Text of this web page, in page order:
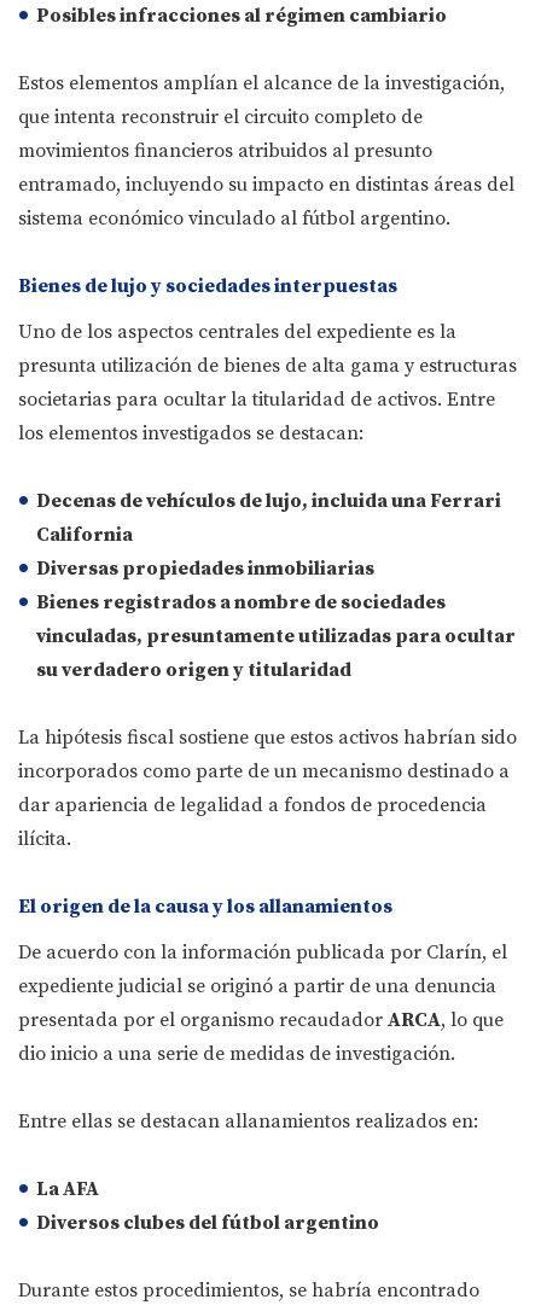
Posibles infracciones al régimen cambiario
Estos elementos amplían el alcance de la investigación,
que intenta reconstruir el circuito completo de
movimientos financieros atribuidos al presunto
entramado, incluyendo su impacto en distintas áreas del
sistema económico vinculado al fútbol argentino.
Bienes de lujo y sociedades interpuestas
Uno de los aspectos centrales del expediente es la
presunta utilización de bienes de alta gama y estructuras
societarias para ocultar la titularidad de activos. Entre
los elementos investigados se destacan:
Decenas de vehículos de lujo, incluida unaFerrari
California
Diversas propiedades inmobiliarias
Bienes registrados a nombre de sociedades
vinculadas, presuntamente utilizadas para ocultar
su verdadero origen y titularidad
La hipótesis fiscal sostiene que estos activos habrían sido
incorporados como parte de un mecanismo destinado a
dar apariencia de legalidad a fondos de procedencia
ilícita.
El origen de la causa y los allanamientos
De acuerdo con la información publicada por Clarín, el
expediente judicial se originó a partir de una denuncia
presentada por el organismo recaudador ARCA, lo que
dio inicio a una serie de medidas de investigación.
Entre ellas se destacan allanamientos realizados en:
LaAFA
Diversos clubes del fútbol argentino
Durante estos procedimientos, se habría encontrado